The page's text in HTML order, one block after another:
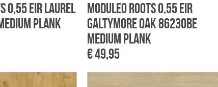
0,55 EIR Laurel
Plank
Moduleo Roots 0,55 EIR
Galtymore Oak 86230BE
Medium Plank
€ 49,95